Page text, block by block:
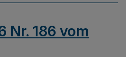
Nr. 186 vom